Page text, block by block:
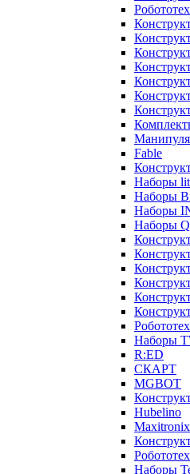
Fable
Наборы
Наборы
Наборы
Наборы
Наборы
R:ED
СКАРТ
MGBOT
Hubelino
Maxitronix
Наборы